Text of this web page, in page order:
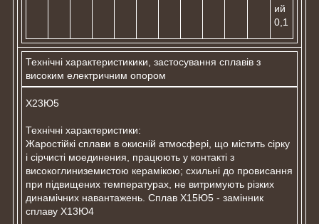
ий
0,1
Технічні характеристикики, застосування сплавів з
високим електричним опором
Х23Ю5
Технічні характеристики:
Жаростійкі сплави в окисній атмосфері, що містить сірку
і сірчисті моединения, працюють у контакті з
високоглиниземистою керамікою; схильні до провисання
при підвищених температурах, не витримують різких
динамічних навантажень. Сплав Х15Ю5 - замінник
сплаву Х13Ю4